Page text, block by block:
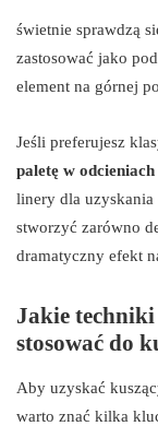
świetnie sprawdzą
zastosować jako
element na górnej
Jeśli preferujesz
paletę w
linery dla uzyskania
stworzyć zarówno
dramatyczny efekt
Jakie
stosować do
Aby uzyskać
warto znać kilka